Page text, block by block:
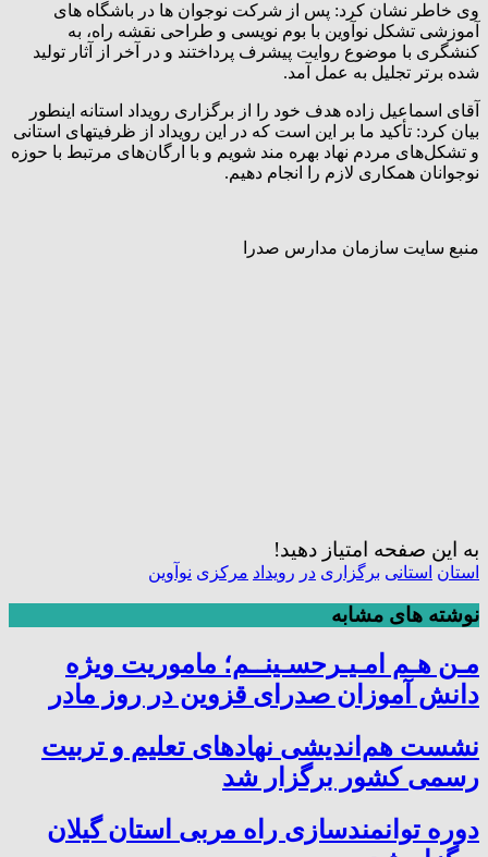
وی خاطر نشان کرد: پس از شرکت نوجوان ها در باشگاه های
آموزشی تشکل نوآوین با بوم نویسی و طراحی نقشه راه، به
کنشگری با موضوع روایت پیشرف پرداختند و در آخر از آثار تولید
شده برتر تجلیل به عمل آمد.
آقای اسماعیل زاده هدف خود را از برگزاری رویداد استانه اینطور
بیان کرد: تأکید ما بر این است که در این رویداد از ظرفیتهای استانی
و تشکل‌های مردم نهاد بهره مند شویم و با ارگان‌های مرتبط با حوزه
نوجوانان همکاری لازم را انجام دهیم.
منبع سایت سازمان مدارس صدرا
به این صفحه امتیاز دهید!
استان استانی برگزاری در رویداد مرکزی نوآوین
نوشته های مشابه
مـن هـم امـیـرحسـینــم؛ ماموریت ویژه
دانش آموزان صدرای قزوین در روز مادر
نشست هم‌اندیشی نهادهای تعلیم و تربیت
رسمی کشور برگزار شد
دوره توانمندسازی راه مربی استان گیلان